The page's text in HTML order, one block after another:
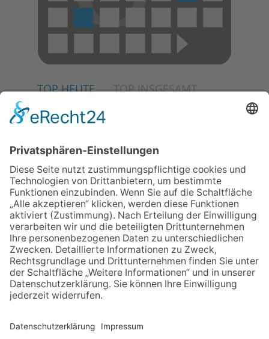
TOP HEUTE TOP INSGESAMT
04.06.2026
02.07.2026
Jetzt für Kulturförderpreis
bewerben
13.05.2026
GEWINNSPIEL
23.07.2026
Partnerschaftsverein
Kronberg-Aberystwyth feiert
30-Jähriges
06.08.2026
„die 80er live“ – Die große
Stadiontour kommt nach
Frankfurt